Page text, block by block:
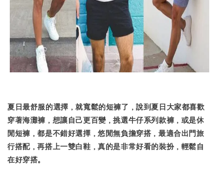
夏日最舒服的選擇，就寬鬆的短褲了，說到夏日大家都喜歡
穿著海灘褲，想讓自己更百變，挑選牛仔系列款褲，或是休
閒短褲，都是不錯好選擇，悠閒無負擔穿搭，最適合出門旅
行搭配，再搭上一雙白鞋，真的是非常好看的裝扮，輕鬆自
在好穿搭。